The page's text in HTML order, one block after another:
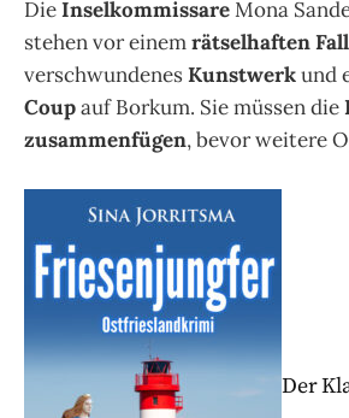
DieInselkommissareMona
stehen vor einemrätselhaften Fall
verschwundenesKunstwerkund
Coupauf Borkum. Sie müssen die
zusammenfügen, bevor weitere
Der